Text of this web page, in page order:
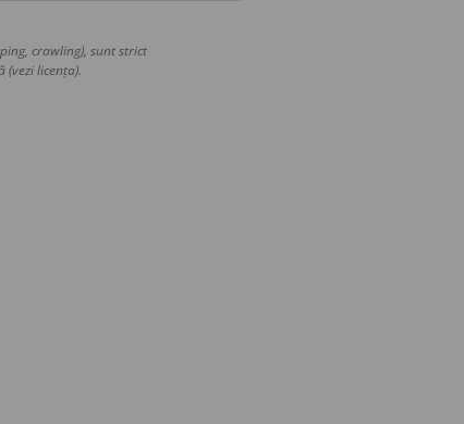
crawling), sunt strict
licența).